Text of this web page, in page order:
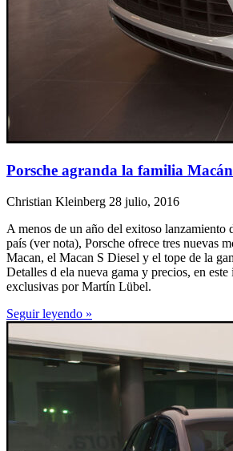
Porsche agranda la familia
Christian Kleinberg 28 julio, 2016
A menos de un año del exitoso lanzamiento
país (ver nota), Porsche ofrece tres nuevas
Macan, el Macan S Diesel y el tope de la
Detalles d ela nueva gama y precios, en
exclusivas por Martín Lübel.
Seguir leyendo »